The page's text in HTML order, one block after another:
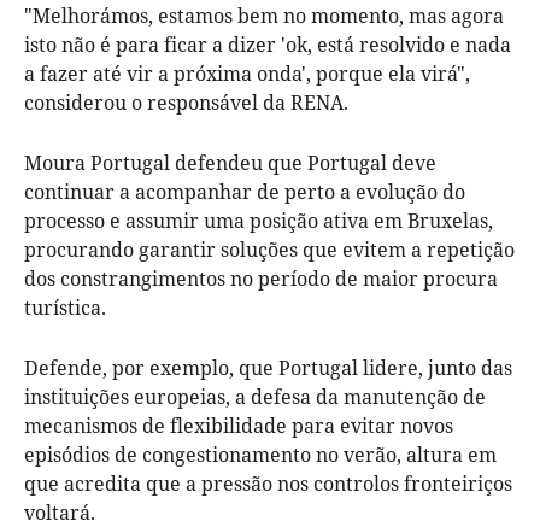
"Melhorámos, estamos bem no momento, mas agora
isto não é para ficar a dizer 'ok, está resolvido e nada
a fazer até vir a próxima onda', porque ela virá",
considerou o responsável da RENA.
Moura Portugal defendeu que Portugal deve
continuar a acompanhar de perto a evolução do
processo e assumir uma posição ativa em Bruxelas,
procurando garantir soluções que evitem a repetição
dos constrangimentos no período de maior procura
turística.
Defende, por exemplo, que Portugal lidere, junto das
instituições europeias, a defesa da manutenção de
mecanismos de flexibilidade para evitar novos
episódios de congestionamento no verão, altura em
que acredita que a pressão nos controlos fronteiriços
voltará.